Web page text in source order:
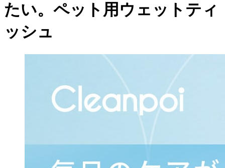
たい。ペット用ウェットティ
ッシュ